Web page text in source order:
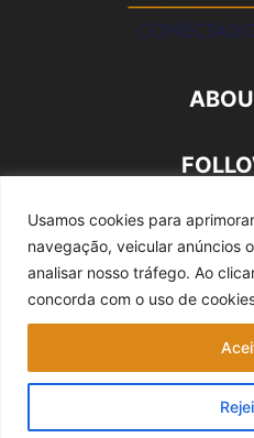
Usamos cookies para
navegação, veicular anúncios
analisar nosso tráfego. Ao
concorda com o uso de
Quem somos
©